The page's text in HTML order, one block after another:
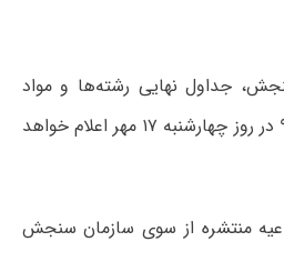
جداول نهایی رشته‌ها و مواد
امتحانی کارشناسی ارشد ۹۹ در روز چهارشنبه ۱۷ مهر اعلام خواهد
منتشره از سوی سازمان سنجش